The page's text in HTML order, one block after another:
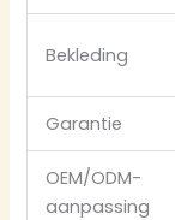
Bekleding
Garantie
OEM/ODM-
aanpassing